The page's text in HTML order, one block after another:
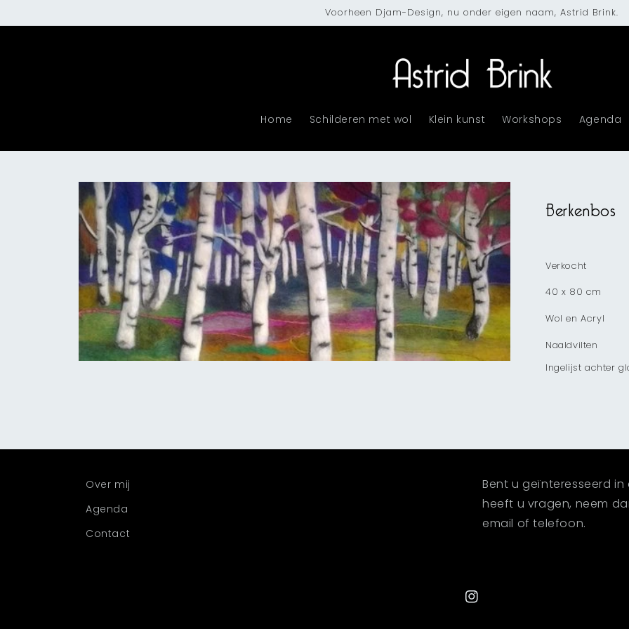
content
Voorheen Djam-Design, nu onder eigen naam, Astrid Brink.
Home Schilderen met wol Klein kunst Workshops Agenda
Ga direct naar
productinformatie
Berkenbos
Verkocht
40 x 80 cm
Wol en Acryl
Naaldvilten
Ingelijst achter
Over mij
Agenda
Contact
Bent u geïnteresseerd
heeft u vragen, neem
email of telefoon.
Instagram